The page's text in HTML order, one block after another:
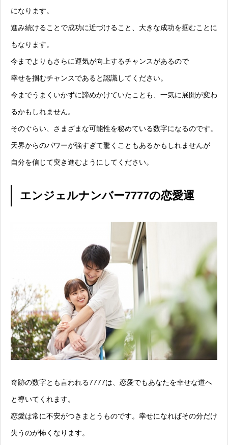
になります。
進み続けることで成功に近づけること、大きな成功を掴むことに
もなります。
今までよりもさらに運気が向上するチャンスがあるので
幸せを掴むチャンスであると認識してください。
今までうまくいかずに諦めかけていたことも、一気に展開が変わ
るかもしれません。
そのぐらい、さまざまな可能性を秘めている数字になるのです。
天界からのパワーが強すぎて驚くこともあるかもしれませんが
自分を信じて突き進むようにしてください。
エンジェルナンバー7777の恋愛運
奇跡の数字とも言われる7777は、恋愛でもあなたを幸せな道へ
と導いてくれます。
恋愛は常に不安がつきまとうものです。幸せになればその分だけ
失うのが怖くなります。